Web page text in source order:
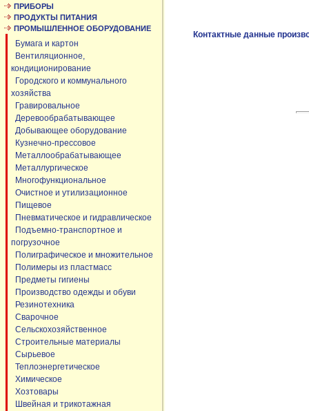
ПРИБОРЫ
ПРОДУКТЫ ПИТАНИЯ
ПРОМЫШЛЕННОЕ ОБОРУДОВАНИЕ
Бумага и картон
Вентиляционное,
кондиционирование
Городского и коммунального
хозяйства
Гравировальное
Деревообрабатывающее
Добывающее оборудование
Кузнечно-прессовое
Металлообрабатывающее
Металлургическое
Многофункциональное
Очистное и утилизационное
Пищевое
Пневматическое и гидравлическое
Подъемно-транспортное и
погрузочное
Полиграфическое и множительное
Полимеры из пластмасс
Предметы гигиены
Производство одежды и обуви
Резинотехника
Сварочное
Сельскохозяйственное
Строительные материалы
Сырьевое
Теплоэнергетическое
Химическое
Хозтовары
Швейная и трикотажная
Контактные данные